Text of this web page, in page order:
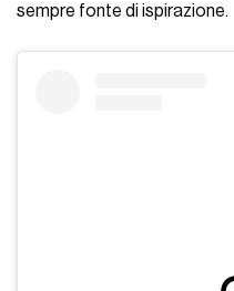
sempre fonte di ispirazione.